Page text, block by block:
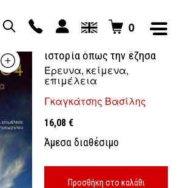
0
ιστορία όπως την έζησα
Έρευνα, κείμενα,
επιμέλεια
Γκαγκάτσης Βασίλης
16,08 €
Άμεσα διαθέσιμο
Προσθήκη στο καλάθι